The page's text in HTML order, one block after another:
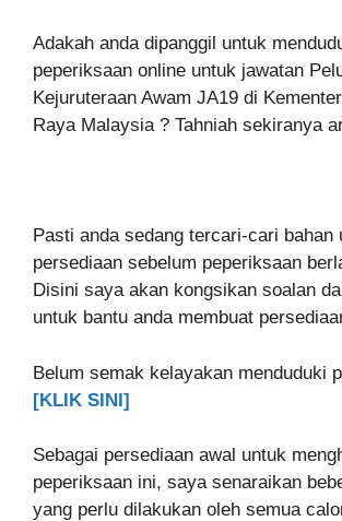
Adakah anda dipanggil untuk
peperiksaan online untuk jawatan
Kejuruteraan Awam JA19 di
Raya Malaysia ? Tahniah sekiranya
Pasti anda sedang tercari-cari bahan
persediaan sebelum peperiksaan
Disini saya akan kongsikan soalan
untuk bantu anda membuat
Belum semak kelayakan menduduki
[KLIK SINI]
Sebagai persediaan awal untuk
peperiksaan ini, saya senaraikan
yang perlu dilakukan oleh semua